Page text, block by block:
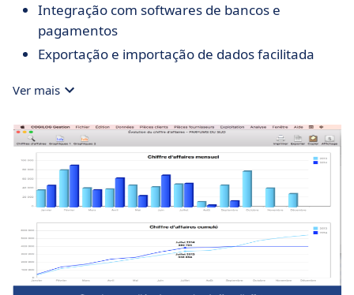
Integração com softwares de bancos e
pagamentos
Exportação e importação de dados facilitada
Ver mais